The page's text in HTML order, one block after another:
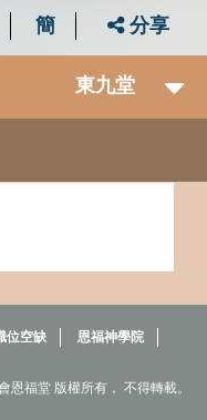
簡 分享
東九堂
位空缺
恩福神學院
福堂 版權所有， 不得轉載。